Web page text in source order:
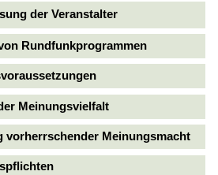
der Veranstalter
Rundfunkprogrammen
Meinungsvielfalt
vorherrschender Meinungsmacht